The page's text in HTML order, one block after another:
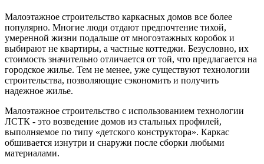
Малоэтажное строительство каркасных домов все более
популярно. Многие люди отдают предпочтение тихой,
умеренной жизни подальше от многоэтажных коробок и
выбирают не квартиры, а частные коттеджи. Безусловно, их
стоимость значительно отличается от той, что предлагается на
городское жилье. Тем не менее, уже существуют технологии
строительства, позволяющие сэкономить и получить
надежное жилье.
Малоэтажное строительство с использованием технологии
ЛСТК - это возведение домов из стальных профилей,
выполняемое по типу «детского конструктора». Каркас
обшивается изнутри и снаружи после сборки любыми
материалами.